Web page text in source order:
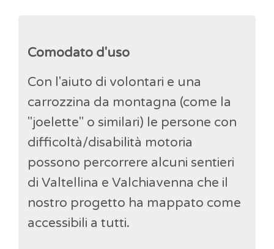
Comodato d'uso
Con l'aiuto di volontari e una
carrozzina da montagna (come la
"joelette" o similari) le persone con
difficoltà/disabilità motoria
possono percorrere alcuni sentieri
di Valtellina e Valchiavenna che il
nostro progetto ha mappato come
accessibili a tutti.